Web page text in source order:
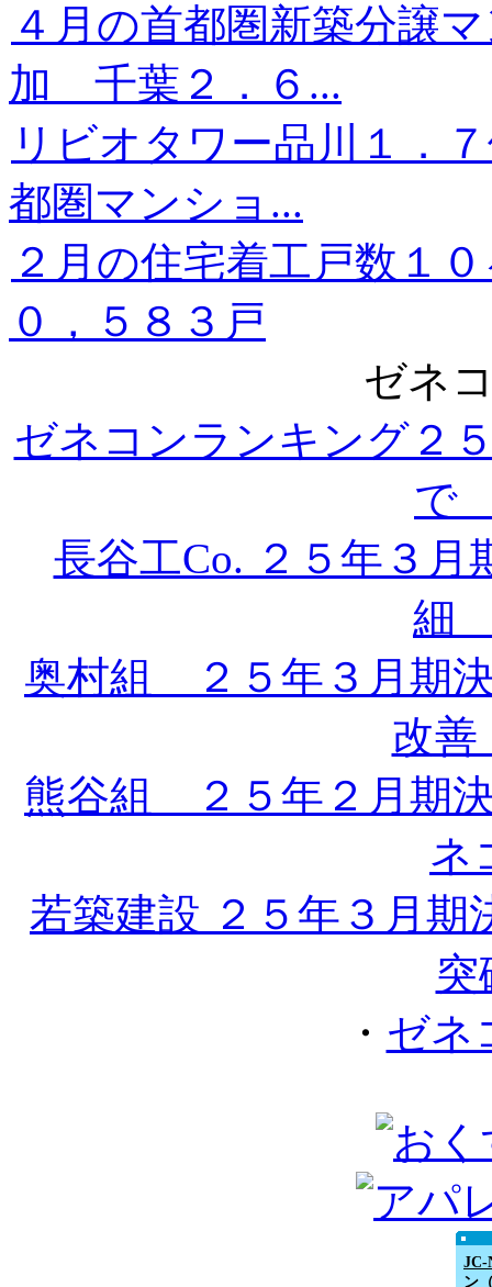
４月の首都圏新築分譲
加 千葉２．６...
リビオタワー品川１．
都圏マンショ...
２月の住宅着工戸数１
０，５８３戸
ゼネ
ゼネコンランキング
で
長谷工Co. ２５年３
細
奥村組 ２５年３月期
改
熊谷組 ２５年２月期
ネ
若築建設 ２５年３月期
・ ゼネ
JC-
ン